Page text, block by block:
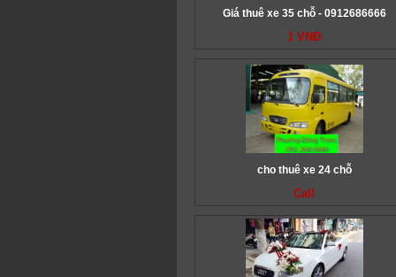
Giá thuê xe 35 chỗ - 0912686666
1 VNĐ
cho thuê xe 24 chỗ
Call